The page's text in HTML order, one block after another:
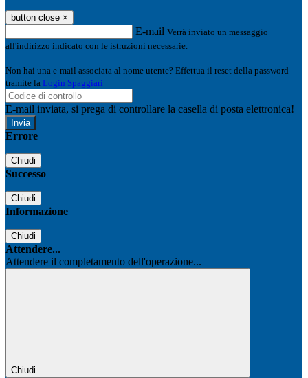
button close ×
E-mail Verrà inviato un messaggio
all'indirizzo indicato con le istruzioni necessarie.
Non hai una e-mail associata al nome utente? Effettua il reset della password
tramite la Login Spaggiari
E-mail inviata, si prega di controllare la casella di posta elettronica!
Errore
Chiudi
Successo
Chiudi
Informazione
Chiudi
Attendere...
Attendere il completamento dell'operazione...
Chiudi